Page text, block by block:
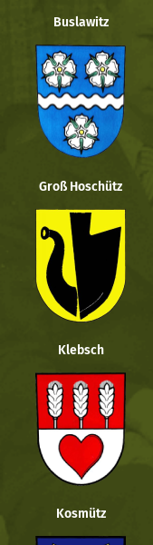
Buslawitz
Groß Hoschütz
Klebsch
Kosmütz